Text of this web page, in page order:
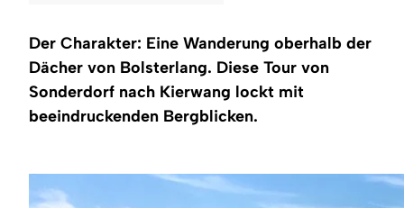
Service
Der Charakter: Eine Wanderung oberhalb der
Dächer von Bolsterlang. Diese Tour von
Sonderdorf nach Kierwang lockt mit
beeindruckenden Bergblicken.